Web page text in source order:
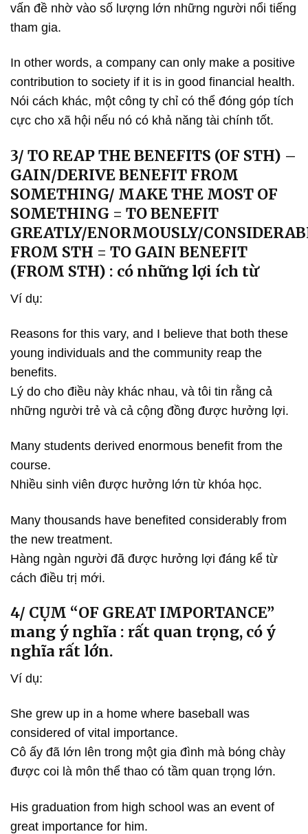
vấn đề nhờ vào số lượng lớn những người nổi tiếng
tham gia.
In other words, a company can only make a positive
contribution to society if it is in good financial health.
Nói cách khác, một công ty chỉ có thể đóng góp tích
cực cho xã hội nếu nó có khả năng tài chính tốt.
3/ TO REAP THE BENEFITS (OF STH) –
GAIN/DERIVE BENEFIT FROM
SOMETHING/ MAKE THE MOST OF
SOMETHING = TO BENEFIT
GREATLY/ENORMOUSLY/
FROM STH = TO GAIN BENEFIT
(FROM STH) : có những lợi ích từ
Ví dụ:
Reasons for this vary, and I believe that both these
young individuals and the community reap the
benefits.
Lý do cho điều này khác nhau, và tôi tin rằng cả
những người trẻ và cả cộng đồng được hưởng lợi.
Many students derived enormous benefit from the
course.
Nhiều sinh viên được hưởng lớn từ khóa học.
Many thousands have benefited considerably from
the new treatment.
Hàng ngàn người đã được hưởng lợi đáng kể từ
cách điều trị mới.
4/ CỤM “OF GREAT IMPORTANCE”
mang ý nghĩa : rất quan trọng, có ý
nghĩa rất lớn.
Ví dụ:
She grew up in a home where baseball was
considered of vital importance.
Cô ấy đã lớn lên trong một gia đình mà bóng chày
được coi là môn thể thao có tầm quan trọng lớn.
His graduation from high school was an event of
great importance for him.